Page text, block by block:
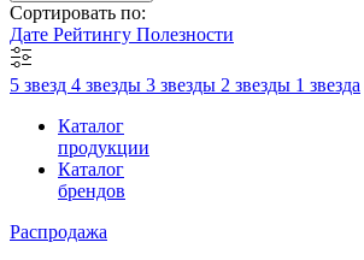
Сортировать по:
Дате Рейтингу Полезности
5 звезд 4 звезды 3 звезды 2 звезды 1 звезда
Каталог
продукции
Каталог
брендов
Распродажа